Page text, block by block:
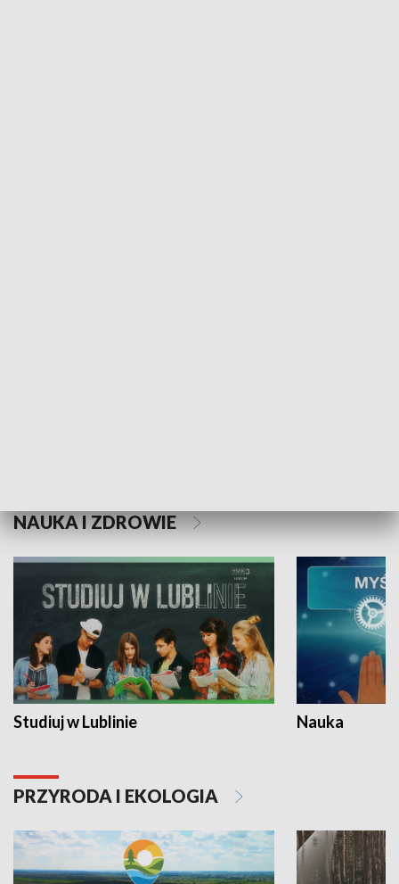
NAUKA I ZDROWIE
Studiuj w Lublinie Nauka
PRZYRODA I EKOLOGIA